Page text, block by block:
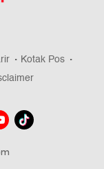
Kotak Pos